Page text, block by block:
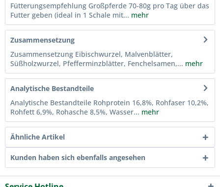
Fütterungsempfehlung Großpferde 70-80g pro Tag über das
Futter geben (ideal in 1 Schale mit... mehr
Zusammensetzung
Zusammensetzung Eibischwurzel, Malvenblätter,
Süßholzwurzel, Pfefferminzblätter, Fenchelsamen,... mehr
Analytische Bestandteile
Analytische Bestandteile Rohprotein 16,8%, Rohfaser 10,2%,
Rohfett 6,9%, Rohasche 8,5%, Wasser... mehr
Ähnliche Artikel
Kunden haben sich ebenfalls angesehen